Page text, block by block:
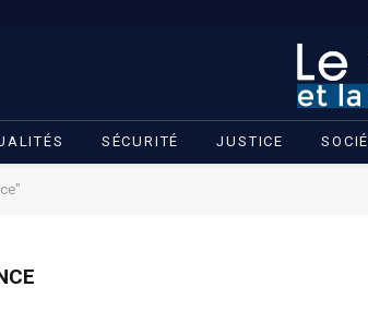
SÉCURITÉ JUSTICE